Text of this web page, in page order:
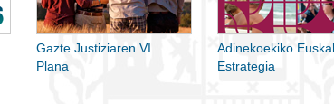
Gazte Justiziaren VI.
Plana
Adinekoekiko Euskal
Estrategia